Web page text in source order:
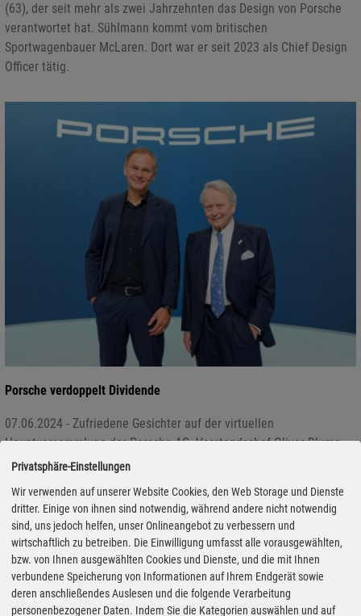
(63), der seit mehr als zwei Jahrzehnten das Design von Porsche
verantwortet hat. Sühlmann kommt vom britischen
Sportwagenbauer McLaren. Dort war er seit 2023 als Chief Design
Officer tätig.
Porsche verdoppelt Dividende
07.06.2024 - Zufriedene Gesichter auf der virtuellen
Hauptversammlung der Porsche AG. Vorstandschef Oliver Blume
zieht vor den Aktionären Jahresbilanz für 2023 und erläuterte die
aufgestellt und auch in unsicheren Zeiten hochprofitabel“, so Oliver
Blume im Rückblick. Aktuell präsentiere Porsche die größte
Modelloffensive der Unternehmensgeschichte. „In den
vergangenen Monaten haben wir in fünf Baureihen neue Modelle
eingeführt. Damit verfügen wir ab diesem Jahr über die stärkste
Produktpalette der Porsche-Historie“, so Blume.
Privatsphäre-Einstellungen
Wir verwenden auf unserer Website Cookies, den Web Storage und Dienste
dritter. Einige von ihnen sind notwendig, während andere nicht notwendig
sind, uns jedoch helfen, unser Onlineangebot zu verbessern und
wirtschaftlich zu betreiben. Die Einwilligung umfasst alle vorausgewählten,
bzw. von Ihnen ausgewählten Cookies und Dienste, und die mit Ihnen
verbundene Speicherung von Informationen auf Ihrem Endgerät sowie
deren anschließendes Auslesen und die folgende Verarbeitung
personenbezogener Daten. Indem Sie die Kategorien auswählen und auf